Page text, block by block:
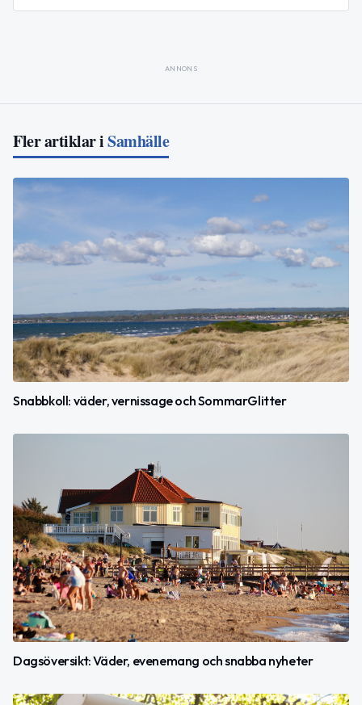
ANNONS
Fler artiklar iSamhälle
Snabbkoll: väder, vernissage och SommarGlitter
Dagsöversikt: Väder, evenemang och snabba nyheter